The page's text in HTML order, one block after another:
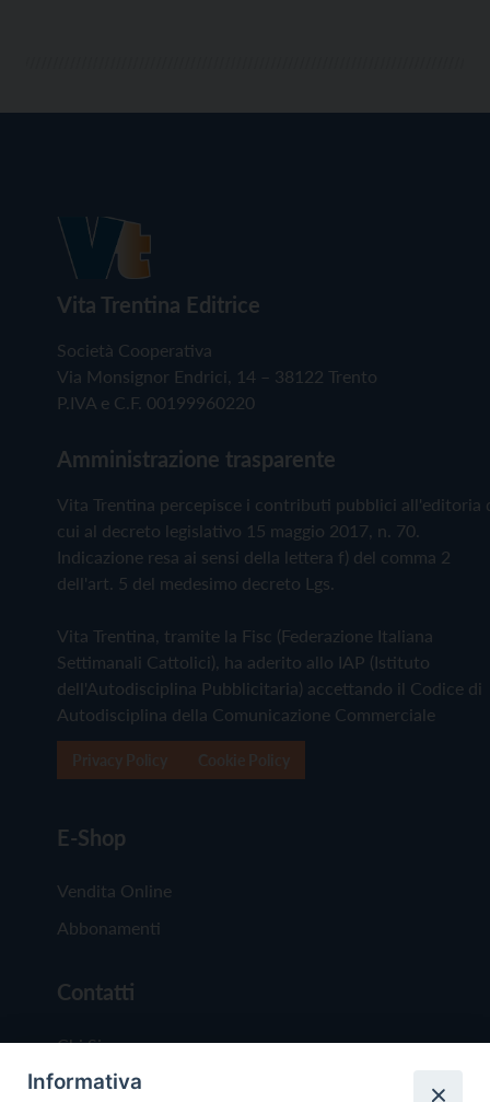
Vita Trentina Editrice
Società Cooperativa
Via Monsignor Endrici, 14 – 38122 Trento
P.IVA e C.F. 00199960220
Amministrazione trasparente
Vita Trentina percepisce i contributi pubblici all'editoria
cui al decreto legislativo 15 maggio 2017, n. 70.
Indicazione resa ai sensi della lettera f) del comma 2
dell'art. 5 del medesimo decreto Lgs.
Vita Trentina, tramite la Fisc (Federazione Italiana
Settimanali Cattolici), ha aderito allo IAP (Istituto
dell'Autodisciplina Pubblicitaria) accettando il Codice di
Autodisciplina della Comunicazione Commerciale
E-Shop
Vendita Online
Abbonamenti
Contatti
Chi Siamo
Redazione
Informativa